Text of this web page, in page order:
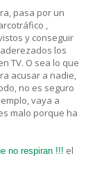
pasa por un
,
y conseguir
los
TV. O sea lo que
acusar a nadie,
no es seguro
vaya a
malo porque ha
no respiran !!! el